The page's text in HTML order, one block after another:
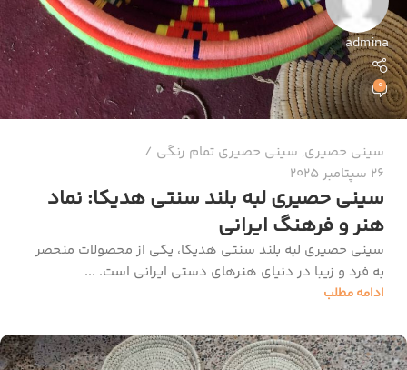
admina
0
سینی حصیری, سینی حصیری تمام رنگی
26 سپتامبر 2025
سینی حصیری لبه بلند سنتی هدیکا: نماد
هنر و فرهنگ ایرانی
سینی حصیری لبه بلند سنتی هدیکا، یکی از محصولات منحصر
به فرد و زیبا در دنیای هنرهای دستی ایرانی است. ...
ادامه مطلب